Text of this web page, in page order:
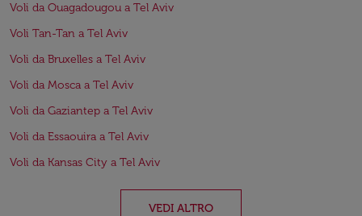
Voli da Ouagadougou a Tel Aviv
Voli Tan-Tan a Tel Aviv
Voli da Bruxelles a Tel Aviv
Voli da Mosca a Tel Aviv
Voli da Gaziantep a Tel Aviv
Voli da Essaouira a Tel Aviv
Voli da Kansas City a Tel Aviv
VEDI ALTRO